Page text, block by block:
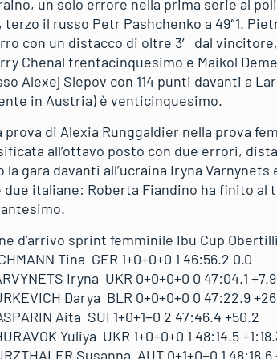
un solo errore nella prima serie al
terzo il russo Petr Pashchenko a 49″1.
con un distacco di oltre 3′ dal
Chenal trentacinquesimo e Maikol
Alexej Slepov con 114 punti davanti a
in Austria) è venticinquesimo.
prova di Alexia Runggaldier nella prova
all’ottavo posto con due errori,
la gara davanti all’ucraina Iryna
due italiane: Roberta Fiandino ha finito
d’arrivo sprint femminile Ibu Cup
Tina GER 1+0+0+0 1 46:56.2 0.0
Iryna UKR 0+0+0+0 0 47:04.1 +7.9
Darya BLR 0+0+0+0 0 47:22.9
Aita SUI 1+0+1+0 2 47:46.4 +50.2
Yuliya UKR 1+0+0+0 1 48:14.5
Susanna AUT 0+1+0+0 1 48:18.6